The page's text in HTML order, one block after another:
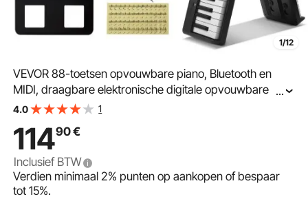
1/12
VEVOR 88-toetsen opvouwbare piano, Bluetooth en
MIDI, draagbare elektronische digitale opvouwbare
piano met sustainpedaal, tas, aanslaggevoelige toetsen,
volwassenen, zwart
...
4.0 1
11490€
Inclusief BTW
Verdien minimaal2% punten op aankopen of bespaar
tot15%.